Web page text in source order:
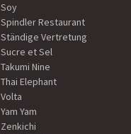
Soy
Spindler Restaurant
Ständige Vertretung
Sucre et Sel
Takumi Nine
Thai Elephant
Volta
Yam Yam
Zenkichi